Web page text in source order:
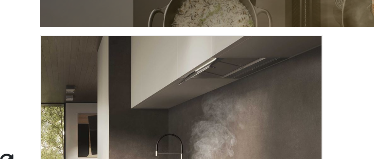
Megtalálsz bennünket
a Cosmos Home áruházakban
Egyéb elérések
Rólunk
Állás
ÁSZF
Adatvédelem